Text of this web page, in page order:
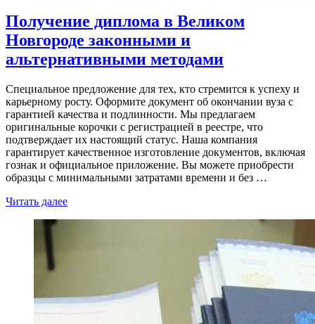
Получение диплома в Великом
Новгороде законными и
альтернативными методами
Специальное предложение для тех, кто стремится к успеху и
карьерному росту. Оформите документ об окончании вуза с
гарантией качества и подлинности. Мы предлагаем
оригинальные корочки с регистрацией в реестре, что
подтверждает их настоящий статус. Наша компания
гарантирует качественное изготовление документов, включая
гознак и официальное приложение. Вы можете приобрести
образцы с минимальными затратами времени и без …
Читать далее